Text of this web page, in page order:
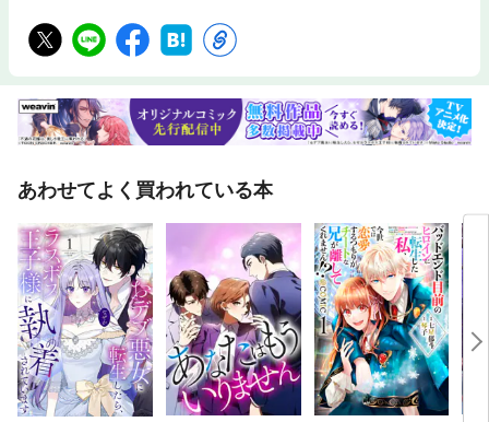
あわせてよく買われている本